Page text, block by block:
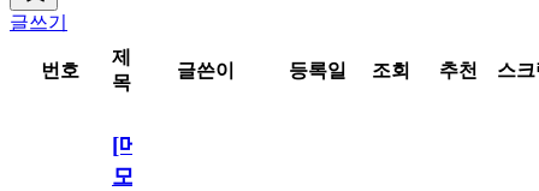
글쓰기
번호
제
목
글쓴이 등록일 조회 추천 스
[메
모